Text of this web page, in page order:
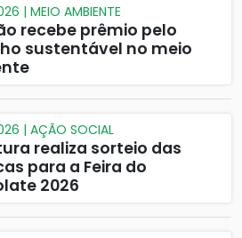
| MEIO AMBIENTE
recebe prêmio pelo
sustentável no meio
| AÇÃO SOCIAL
realiza sorteio das
para a Feira do
2026